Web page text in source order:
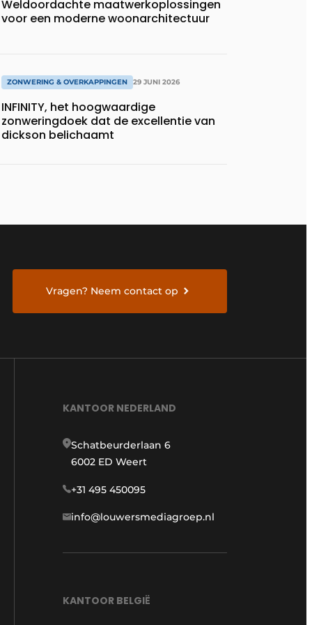
Weldoordachte maatwerkoplossingen
voor een moderne woonarchitectuur
ZONWERING & OVERKAPPINGEN 29 JUNI 2026
INFINITY, het hoogwaardige
zonweringdoek dat de excellentie van
dickson belichaamt
Vragen? Neem contact op
KANTOOR NEDERLAND
Schatbeurderlaan 6
6002 ED Weert
+31 495 450095
info@louwersmediagroep.nl
KANTOOR BELGIË